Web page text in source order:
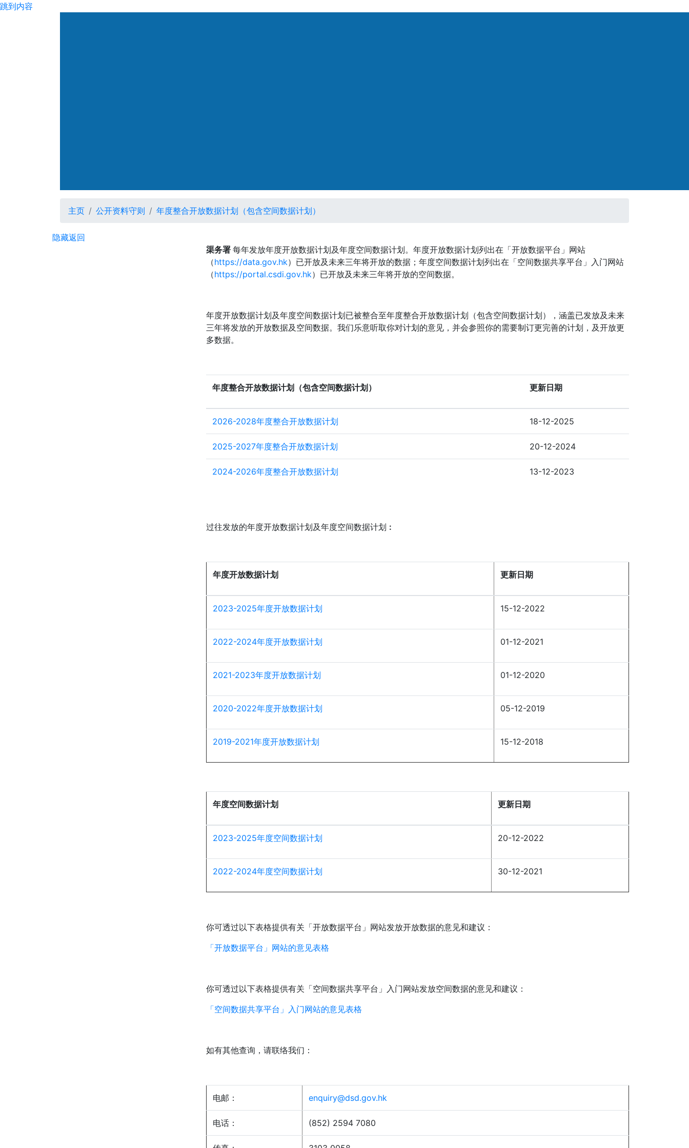
跳到内容
年度整合开放数据计划（包含空间数据计划）
主页 公开资料守则 年度整合开放数据计划（包含空间数据计划）
隐藏返回
渠务署 每年发放年度开放数据计划及年度空间数据计划。年度开放数据计划列出在「开放数据平台」网站
（https://data.gov.hk）已开放及未来三年将开放的数据；年度空间数据计划列出在「空间数据共享平台」入门网站
（https://portal.csdi.gov.hk）已开放及未来三年将开放的空间数据。
年度开放数据计划及年度空间数据计划已被整合至年度整合开放数据计划（包含空间数据计划），涵盖已发放及未来
三年将发放的开放数据及空间数据。我们乐意听取你对计划的意见，并会参照你的需要制订更完善的计划，及开放更
多数据。
年度整合开放数据计划（包含空间数据计划） 更新日期
2026-2028年度整合开放数据计划 18-12-2025
2025-2027年度整合开放数据计划 20-12-2024
2024-2026年度整合开放数据计划 13-12-2023
过往发放的年度开放数据计划及年度空间数据计划︰
年度开放数据计划 更新日期
2023-2025年度开放数据计划 15-12-2022
2022-2024年度开放数据计划 01-12-2021
2021-2023年度开放数据计划 01-12-2020
2020-2022年度开放数据计划 05-12-2019
2019-2021年度开放数据计划 15-12-2018
年度空间数据计划 更新日期
2023-2025年度空间数据计划 20-12-2022
2022-2024年度空间数据计划 30-12-2021
你可透过以下表格提供有关「开放数据平台」网站发放开放数据的意见和建议：
「开放数据平台」网站的意见表格
你可透过以下表格提供有关「空间数据共享平台」入门网站发放空间数据的意见和建议：
「空间数据共享平台」入门网站的意见表格
如有其他查询，请联络我们：
电邮： enquiry@dsd.gov.hk
电话： (852) 2594 7080